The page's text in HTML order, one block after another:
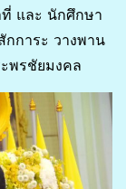
และ นักศึกษา
กการะ วางพาน
พรชัยมงคล